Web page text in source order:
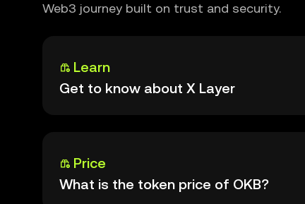
Web3 journey built on trust and security.
Learn
Get to know about X Layer
Price
What is the token price of OKB?